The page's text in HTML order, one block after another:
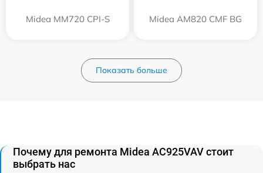
Midea MM720 CPI-S Midea AM820 CMF BG
Показать больше
Почему для ремонта Midea AC925VAV стоит
выбрать нас